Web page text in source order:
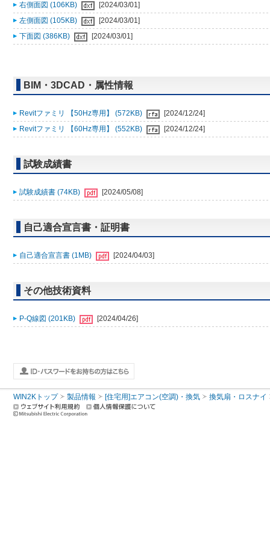
右側面図 (106KB)
[2024/03/01]
左側面図 (105KB)
[2024/03/01]
下面図 (386KB)
[2024/03/01]
BIM・3DCAD・属性情報
Revitファミリ 【50Hz専用】 (572KB)
[2024/12/24]
Revitファミリ 【60Hz専用】 (552KB)
[2024/12/24]
試験成績書
試験成績書 (74KB) [2024/05/08]
自己適合宣言書・証明書
自己適合宣言書 (1MB) [2024/04/03]
その他技術資料
P-Q線図 (201KB) [2024/04/26]
WIN2Kトップ 製品情報 [住宅用]エアコン(空調)・換気 換気扇・ロスナイ